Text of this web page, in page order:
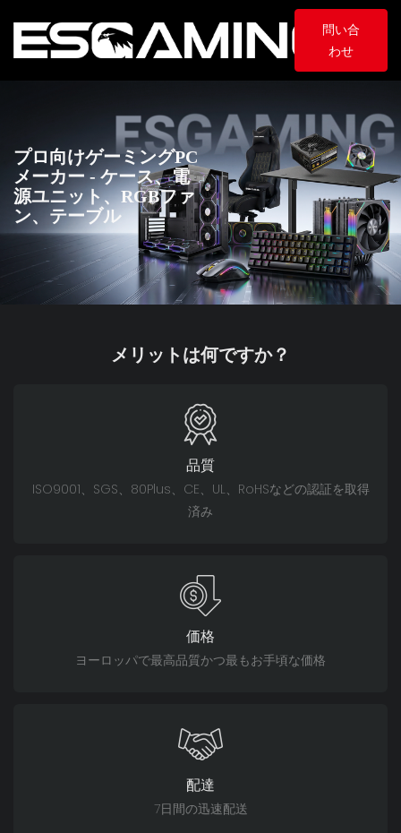
問い合
わせ
プロ向けゲーミングPC
メーカー - ケース、電
源ユニット、RGBファ
ン、テーブル
メリットは何ですか？
品質
ISO9001、SGS、80Plus、CE、UL、RoHSなどの認証を取得
済み
価格
ヨーロッパで最高品質かつ最もお手頃な価格
配達
7日間の迅速配送